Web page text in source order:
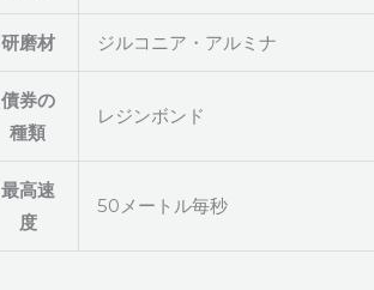
研磨材 ジルコニア・アルミナ
債券の
種類
レジンボンド
最高速
度
50メートル毎秒